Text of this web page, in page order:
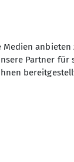
Partner für